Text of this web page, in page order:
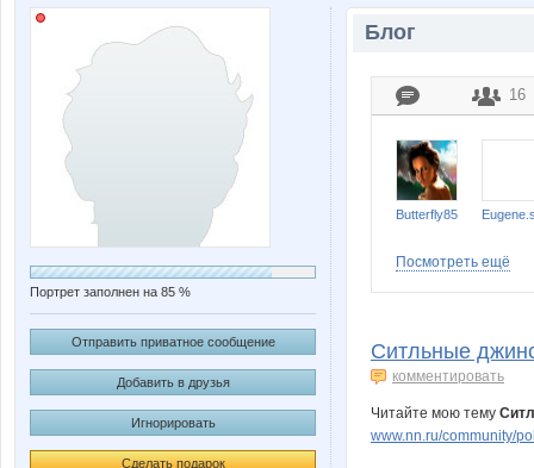
Портрет заполнен на 85 %
Отправить приватное сообщение
Добавить в друзья
Игнорировать
Сделать подарок
Блог
16
Butterfly85
Посмотреть ещё
Ситльные
комментировать
Читайте мою тему
www.nn.ru/community/